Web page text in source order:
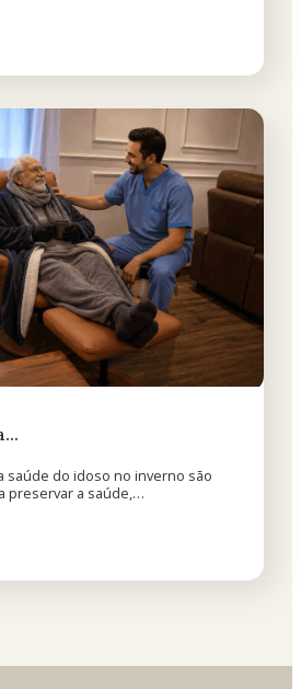
saúde do idoso no inverno são
preservar a saúde,…